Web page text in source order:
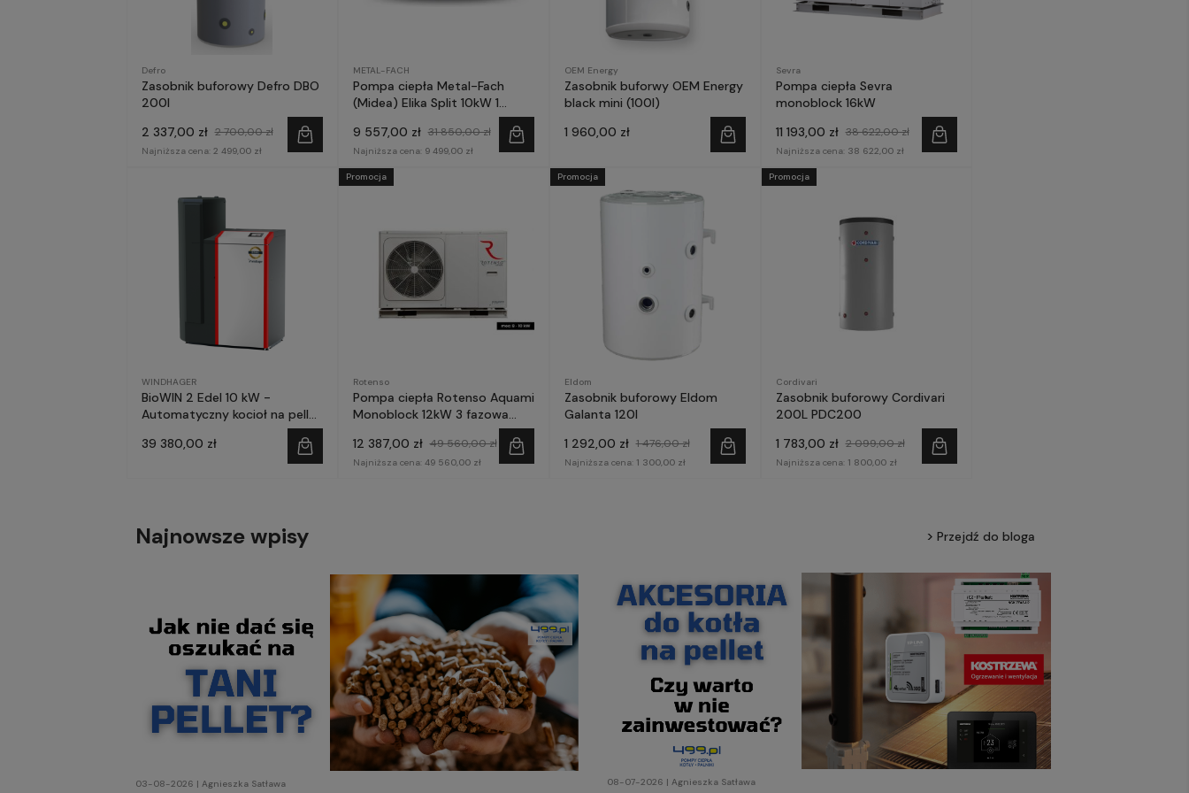
Defro
Zasobnik buforowy Defro DBO
200l
2 337,00 zł 2 700,00 zł
Najniższa cena: 2 499,00 zł
METAL-FACH
Pompa ciepła Metal-Fach
(Midea) Elika Split 10kW 1
9 557,00 zł 31 850,00 zł
Najniższa cena: 9 499,00 zł
OEM Energy
Zasobnik buforwy OEM Energy
black mini (100l)
1 960,00 zł
Sevra
Pompa ciepła Sevra
monoblock 16kW
11 193,00 zł 38 622,00 zł
Najniższa cena: 38 622,00 zł
WINDHAGER
BioWIN 2 Edel 10 kW -
Automatyczny kocioł na pellet
39 380,00 zł
Rotenso
Pompa ciepła Rotenso Aquami
Monoblock 12kW 3 fazowa
12 387,00 zł 49 560,00 zł
Najniższa cena: 49 560,00 zł
Promocja
Eldom
Zasobnik buforowy Eldom
Galanta 120l
1 292,00 zł 1 476,00 zł
Najniższa cena: 1 300,00 zł
Promocja
Cordivari
Zasobnik buforowy Cordivari
200L PDC200
1 783,00 zł 2 099,00 zł
Najniższa cena: 1 800,00 zł
Promocja
Najnowsze wpisy Przejdź do bloga
03-08-2026 | Agnieszka Satława 08-07-2026 | Agnieszka Satława